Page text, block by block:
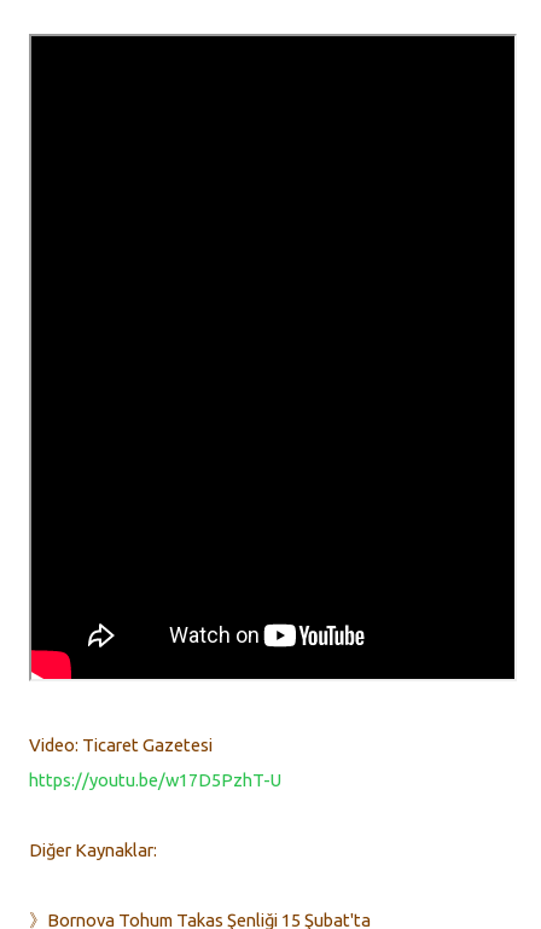
Video: Ticaret Gazetesi
https://youtu.be/w17D5PzhT-U
Diğer Kaynaklar:
》Bornova Tohum Takas Şenliği 15 Şubat'ta